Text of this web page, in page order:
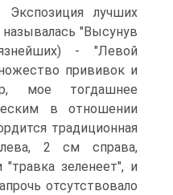
Экспозиция лучших
"Высунув
- "Левой
прививок и
мое тогдашнее
в отношении
традиционная
2 см справа,
"травка зеленеет", и
отсутствовало